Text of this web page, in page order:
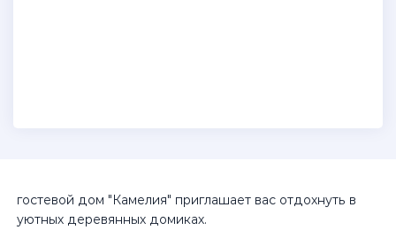
гостевой дом "Камелия" приглашает вас отдохнуть в
уютных деревянных домиках.